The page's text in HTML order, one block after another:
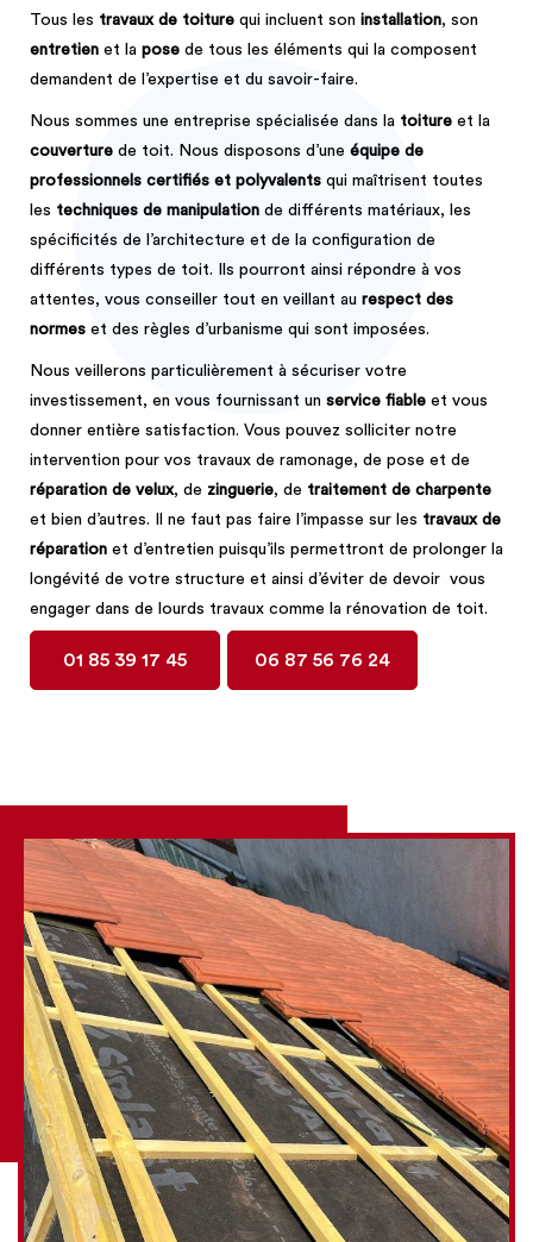
Tous les travaux de toiture qui incluent son installation, son
entretien et la pose de tous les éléments qui la composent
demandent de l’expertise et du savoir-faire.
Nous sommes une entreprise spécialisée dans la toiture et la
couverture de toit. Nous disposons d’une équipe de
professionnels certifiés et polyvalents qui maîtrisent toutes
les techniques de manipulation de différents matériaux, les
spécificités de l’architecture et de la configuration de
différents types de toit. Ils pourront ainsi répondre à vos
attentes, vous conseiller tout en veillant au respect des
normes et des règles d’urbanisme qui sont imposées.
Nous veillerons particulièrement à sécuriser votre
investissement, en vous fournissant un service fiable et vous
donner entière satisfaction. Vous pouvez solliciter notre
intervention pour vos travaux de ramonage, de pose et de
réparation de velux, de zinguerie, de traitement de charpente
et bien d’autres. Il ne faut pas faire l’impasse sur les travaux de
réparation et d’entretien puisqu’ils permettront de prolonger la
longévité de votre structure et ainsi d’éviter de devoir vous
engager dans de lourds travaux comme la rénovation de toit.
01 85 39 17 45 06 87 56 76 24